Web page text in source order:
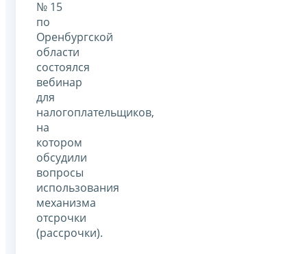
№ 15
по
Оренбургской
области
состоялся
вебинар
для
налогоплательщиков,
на
котором
обсудили
вопросы
использования
механизма
отсрочки
(рассрочки).